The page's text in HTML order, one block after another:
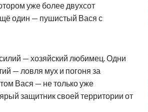
уже более двухсот
один — пушистый Вася с
— хозяйский любимец. Одни
— ловля мух и погоня за
Вася — не только уже
защитник своей территории от